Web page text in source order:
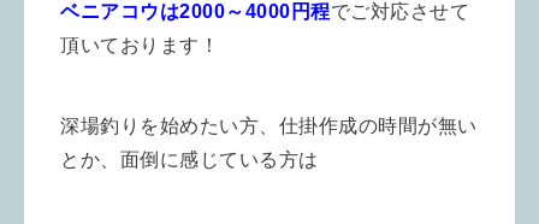
ベニアコウは2000～4000円程でご対応させて
頂いております！
深場釣りを始めたい方、仕掛作成の時間が無い
とか、面倒に感じている方は